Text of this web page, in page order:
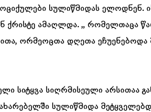
სულიწმიდას ელოდნენ.
ამაღლდა. ,, რომელთაცა
ორმეოცთა დღეთა
სიტყვა სიღრმისეული არსითაა
სულიწმიდა